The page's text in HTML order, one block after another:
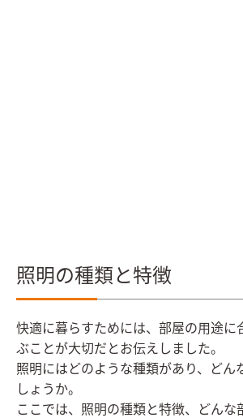
照明の種類と特徴
快適に暮らすためには、部屋の用途に
ぶことが大切だとお伝えしました。
照明にはどのような種類があり、どん
しょうか。
ここでは、照明の種類と特徴、どんな